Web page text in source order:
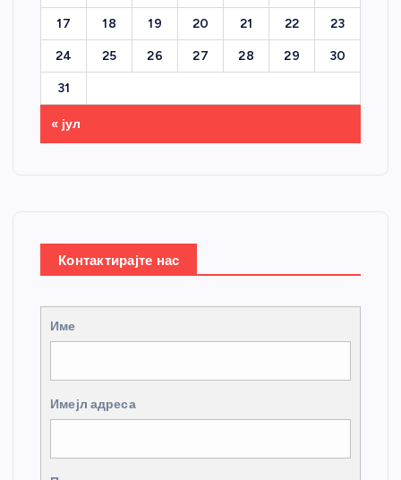
17 18 19 20 21 22 23
24 25 26 27 28 29 30
31
« јул
Контактирајте нас
Име
Имејл адреса